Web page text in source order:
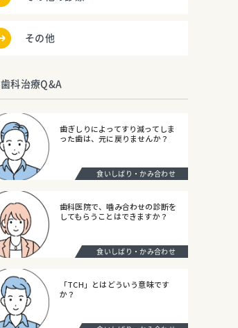
その他
歯科治療Q&A
歯ぎしりによってすり減ってしま
った歯は、元に戻りませんか？
食いしばり・かみ合わせ
歯科医院で、噛み合わせの診断を
してもらうことはできますか？
食いしばり・かみ合わせ
「TCH」とはどういう意味です
か？